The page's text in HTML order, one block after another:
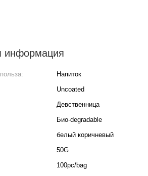
информация
Напиток
Uncoated
Девственница
Био-degradable
белый коричневый
50G
100pc/bag